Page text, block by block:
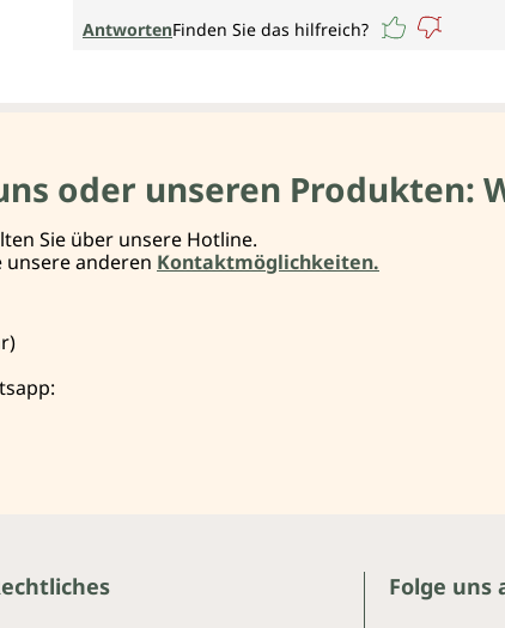
AntwortenFinden Sie das hilfreich?
oder unseren Produkten:
Sie über unsere Hotline.
unsere anderen Kontaktmöglichkeiten.
Folge uns